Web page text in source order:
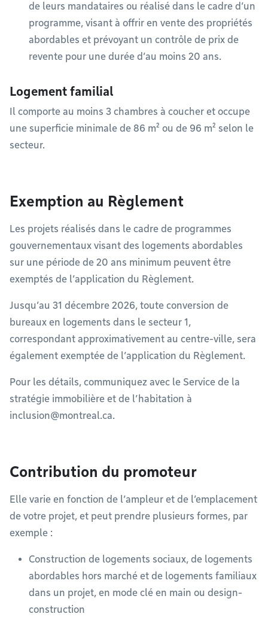
de leurs mandataires ou réalisé dans le cadre d’un
programme, visant à offrir en vente des propriétés
abordables et prévoyant un contrôle de prix de
revente pour une durée d’au moins 20 ans.
Logement familial
Il comporte au moins 3 chambres à coucher et occupe
une superficie minimale de 86 m² ou de 96 m² selon le
secteur.
Exemption au Règlement
Les projets réalisés dans le cadre de programmes
gouvernementaux visant des logements abordables
sur une période de 20 ans minimum peuvent être
exemptés de l’application du Règlement.
Jusqu’au 31 décembre 2026, toute conversion de
bureaux en logements dans le secteur 1,
correspondant approximativement au centre-ville, sera
également exemptée de l’application du Règlement.
Pour les détails, communiquez avec le Service de la
stratégie immobilière et de l’habitation à
inclusion@montreal.ca.
Contribution du promoteur
Elle varie en fonction de l’ampleur et de l’emplacement
de votre projet, et peut prendre plusieurs formes, par
exemple :
Construction de logements sociaux, de logements
abordables hors marché et de logements familiaux
dans un projet, en mode clé en main ou design-
construction